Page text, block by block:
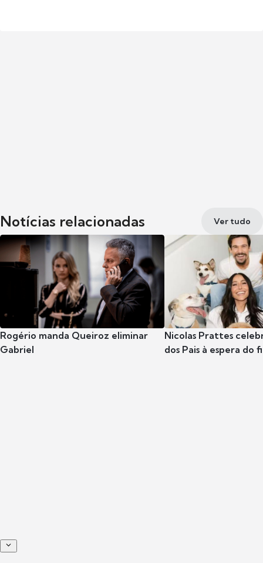
Notícias relacionadas Ver tudo
Rogério manda Queiroz eliminar
Gabriel
Nicolas Prattes
dos Pais à espera do